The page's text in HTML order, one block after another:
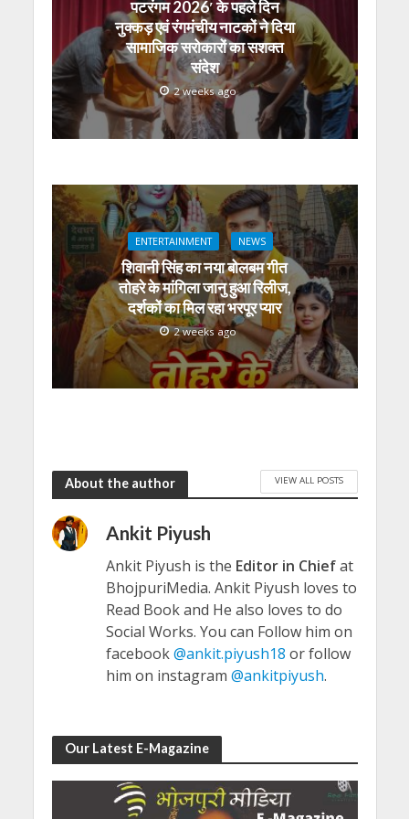
पटरंगम 2026′ के पहले दिन
नुक्कड़ एवं रंगमंचीय नाटकों ने दिया
सामाजिक सरोकारों का सशक्त
संदेश
2 weeks ago
ENTERTAINMENT NEWS
शिवानी सिंह का नया बोलबम गीत
तोहरे के मांगिला जानु हुआ रिलीज,
दर्शकों का मिल रहा भरपूर प्यार
2 weeks ago
About the author VIEW ALL POSTS
Ankit Piyush
Ankit Piyush is the Editor in Chiefat
BhojpuriMedia. Ankit Piyush loves to
Read Book and He also loves to do
Social Works. You can Follow him on
facebook@ankit.piyush18 or follow
him on instagram @ankitpiyush.
Our Latest E-Magazine